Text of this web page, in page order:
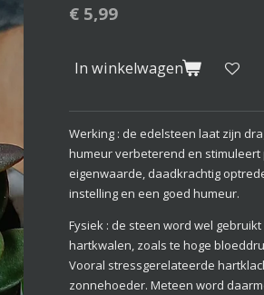
€ 5,99
In winkelwagen
Werking : de edelsteen laat zijn
humeur verbeterend en
eigenwaarde, daadkrachtig
instelling en een goed humeur.
Fysiek : de steen word wel
hartkwalen, zoals te hoge
Vooral stressgerelateerde
zonnehoeder. Meteen word